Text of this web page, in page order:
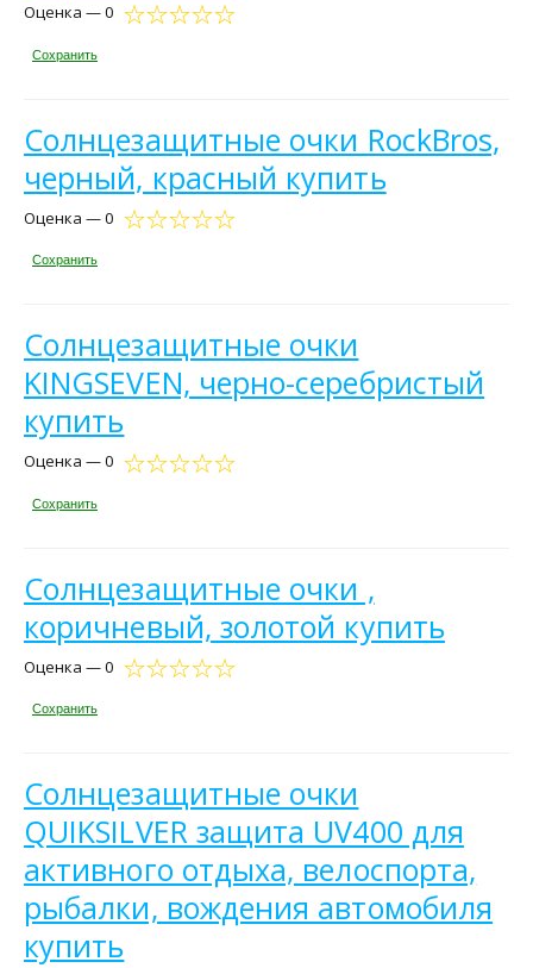
Оценка — 0
Сохранить
Солнцезащитные очки RockBros,
черный, красный купить
Оценка — 0
Сохранить
Солнцезащитные очки
KINGSEVEN, черно-серебристый
купить
Оценка — 0
Сохранить
Солнцезащитные очки ,
коричневый, золотой купить
Оценка — 0
Сохранить
Солнцезащитные очки
QUIKSILVER защита UV400 для
активного отдыха, велоспорта,
рыбалки, вождения автомобиля
купить